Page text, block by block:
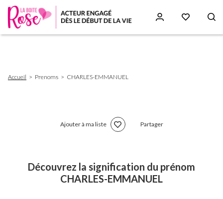
d'Ariane
Accueil Prenoms CHARLES-EMMANUEL
Ajouter à ma liste Partager
Découvrez la signification du prénom
CHARLES-EMMANUEL